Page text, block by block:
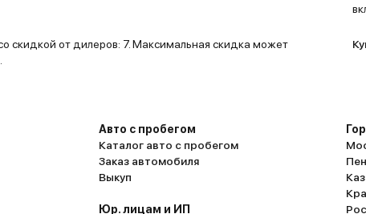
скидкой от дилеров: 7. Максимальная скидка может
Авто с пробегом
Каталог авто с пробегом
Заказ автомобиля
Выкуп
Юр. лицам и ИП